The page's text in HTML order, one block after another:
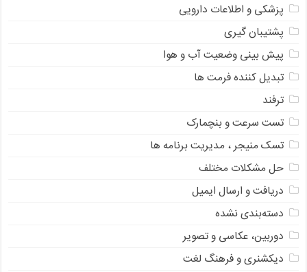
پزشکی و اطلاعات دارویی
پشتیبان گیری
پیش بینی وضعیت آب و هوا
تبدیل کننده فرمت ها
ترفند
تست سرعت و بنچمارک
تسک منیجر ، مدیریت برنامه ها
حل مشکلات مختلف
دریافت و ارسال ایمیل
دسته‌بندی نشده
دوربین، عکاسی و تصویر
دیکشنری و فرهنگ لغت